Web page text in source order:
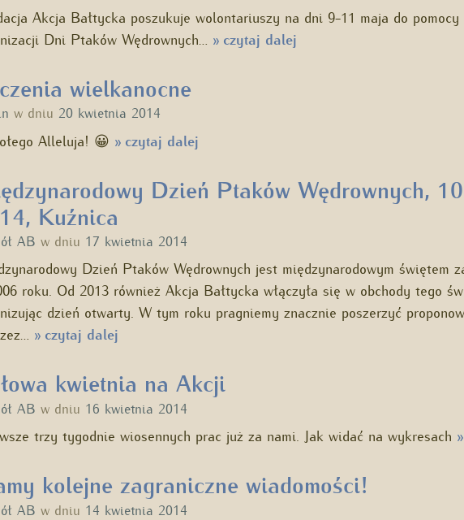
Akcja Bałtycka poszukuje wolontariuszy na dni 9-11 maja do pomocy
Dni Ptaków Wędrownych… »czytaj dalej
wielkanocne
w dniu 20 kwietnia 2014
Alleluja! 😀 »czytaj dalej
Dzień Ptaków Wędrownych,
Kuźnica
AB w dniu 17 kwietnia 2014
Dzień Ptaków Wędrownych jest międzynarodowym świętem
roku. Od 2013 również Akcja Bałtycka włączyła się w obchody tego
dzień otwarty. W tym roku pragniemy znacznie poszerzyć
»czytaj dalej
kwietnia na Akcji
AB w dniu 16 kwietnia 2014
trzy tygodnie wiosennych prac już za nami. Jak widać na wykresach »
kolejne zagraniczne wiadomości!
AB w dniu 14 kwietnia 2014